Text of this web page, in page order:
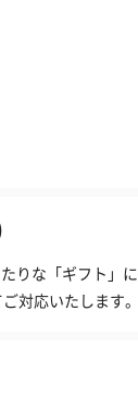
りな「ギフト」に
対応いたします。